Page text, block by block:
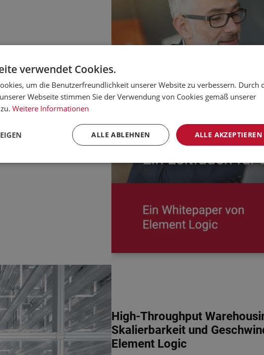
– mit klaren
High-Throughput
Skalierbarkeit und
Element Logic
verwendet Cookies.
um die Benutzerfreundlichkeit unserer Website zu verbessern. Durch
Webseite stimmen Sie der Verwendung von Cookies gemäß unserer
Weitere Informationen
ALLE AKZEPTIEREN
ALLE ABLEHNEN